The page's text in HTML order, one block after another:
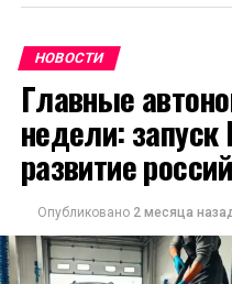
НОВОСТИ
Главные
недели: запуск
развитие
Опубликовано 2 месяца